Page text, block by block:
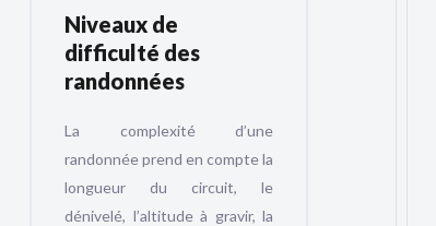
Niveaux de
difficulté des
randonnées
La complexité d’une
randonnée prend en compte la
longueur du circuit, le
dénivelé, l’altitude à gravir, la